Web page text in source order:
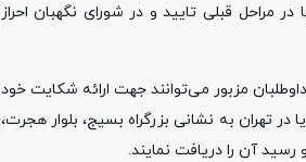
مراحل قبلی تایید و در شورای نگهبان احراز
نامه قانون انتخابات مجلس شورای اسلامی و تبصره ۳ از بند ۲ ماده واحده، داوطلبان مزبور می‌توانند جهت ارائه شکایت خود
بر انتخابات استان‌ها و یا در تهران به نشانی بزرگراه بسیج، بلوار هجرت،
آن را دریافت نمایند.